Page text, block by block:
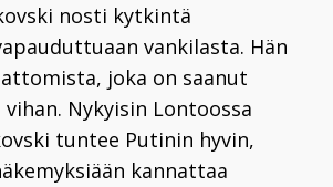
nosti kytkintä
vankilasta. Hän
joka on saanut
Nykyisin Lontoossa
tuntee Putinin hyvin,
kannattaa